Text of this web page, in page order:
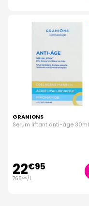
GRANIONS
Serum liftant anti-âge 30ml
22€95
765€00/l.